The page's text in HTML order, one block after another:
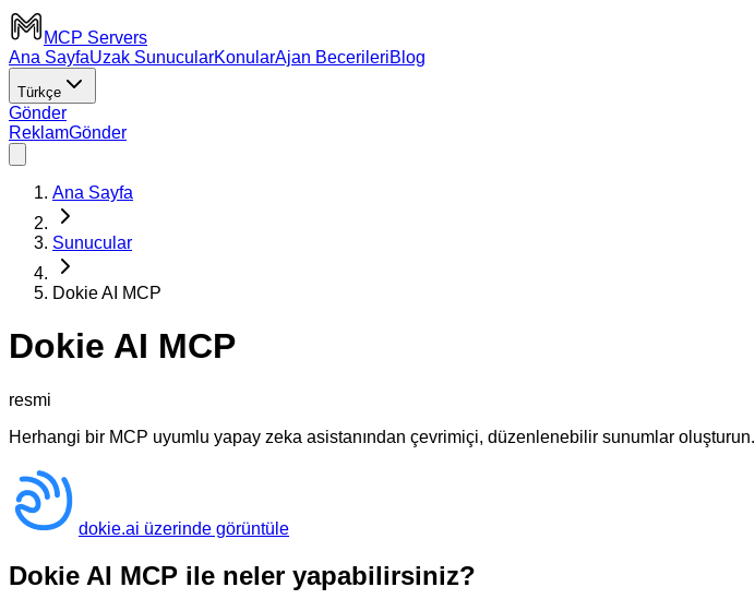
MCP Servers
Ana SayfaUzak SunucularKonularAjan BecerileriBlog
Türkçe
Gönder
ReklamGönder
Ana Sayfa
Sunucular
Dokie AI MCP
Dokie AI MCP
resmi
Herhangi bir MCP uyumlu yapay zeka asistanından çevrimiçi, düzenlenebilir sunumlar oluşturun.
dokie.ai üzerinde görüntüle
Dokie AI MCP ile neler yapabilirsiniz?